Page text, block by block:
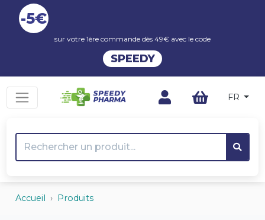
-5€
sur votre 1ère commande dès 49€ avec le code
SPEEDY
FR
Accueil Produits